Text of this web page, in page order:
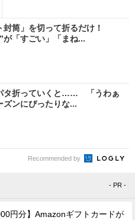
筒」を切って折るだけ！
「すごい」「まね...
タ折っていくと…… 「うわぁ
ズンにぴったりな...
Recommended by
- PR -
円分】Amazonギフトカードが